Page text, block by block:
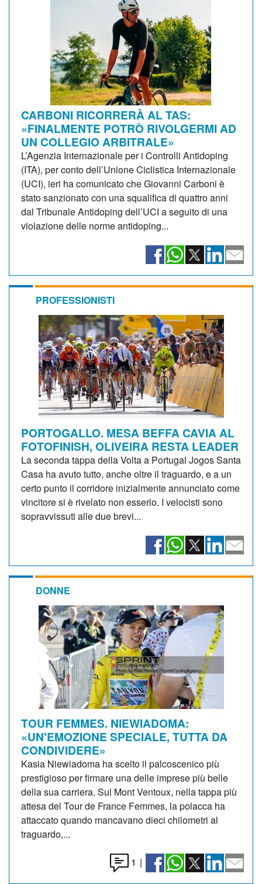
CARBONI RICORRERÀ AL TAS:
«FINALMENTE POTRÒ RIVOLGERMI AD
UN COLLEGIO ARBITRALE»
L’Agenzia Internazionale per i Controlli Antidoping
(ITA), per conto dell’Unione Ciclistica Internazionale
(UCI), ieri ha comunicato che Giovanni Carboni è
stato sanzionato con una squalifica di quattro anni
dal Tribunale Antidoping dell’UCI a seguito di una
violazione delle norme antidoping...
PROFESSIONISTI
PORTOGALLO. MESA BEFFA CAVIA AL
FOTOFINISH, OLIVEIRA RESTA LEADER
La seconda tappa della Volta a Portugal Jogos Santa
Casa ha avuto tutto, anche oltre il traguardo, e a un
certo punto il corridore inizialmente annunciato come
vincitore si è rivelato non esserlo. I velocisti sono
sopravvissuti alle due brevi...
DONNE
TOUR FEMMES. NIEWIADOMA:
«UN'EMOZIONE SPECIALE, TUTTA DA
CONDIVIDERE»
Kasia Niewiadoma ha scelto il palcoscenico più
prestigioso per firmare una delle imprese più belle
della sua carriera. Sul Mont Ventoux, nella tappa più
attesa del Tour de France Femmes, la polacca ha
attaccato quando mancavano dieci chilometri al
traguardo,...
1 |